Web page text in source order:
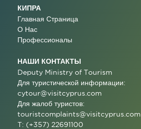
КИПРА
Главная Страница
О Нас
Профессионалы
НАШИ КОНТАКТЫ
Deputy Ministry of Tourism
Для туристической информации:
cytour@visitcyprus.com
Для жалоб туристов:
touristcomplaints@visitcyprus.com
T: (+357) 22691100